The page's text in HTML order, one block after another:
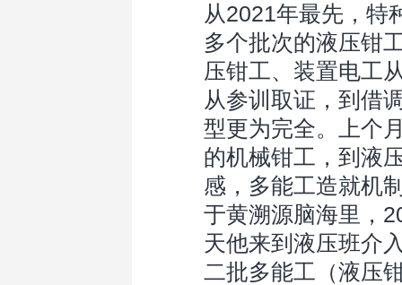
从2021年最先，特
多个批次的液压钳
压钳工、装置电工
从参训取证，到借
型更为完全。上个
的机械钳工，到液
感，多能工造就机
于黄溯源脑海里，
天他来到液压班介
二批多能工（液压